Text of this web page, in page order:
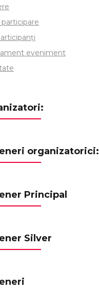
eveniment
organizatorici:
Principal
Silver